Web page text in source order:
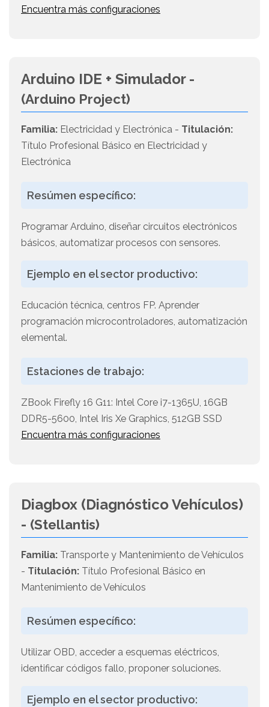
Encuentra más configuraciones
Arduino IDE + Simulador -
(Arduino Project)
Familia: Electricidad y Electrónica - Titulación:
Título Profesional Básico en Electricidad y
Electrónica
Resúmen específico:
Programar Arduino, diseñar circuitos electrónicos
básicos, automatizar procesos con sensores.
Ejemplo en el sector productivo:
Educación técnica, centros FP. Aprender
programación microcontroladores, automatización
elemental.
Estaciones de trabajo:
ZBook Firefly 16 G11: Intel Core i7-1365U, 16GB
DDR5-5600, Intel Iris Xe Graphics, 512GB SSD
Encuentra más configuraciones
Diagbox (Diagnóstico Vehículos)
- (Stellantis)
Familia: Transporte y Mantenimiento de Vehículos
- Titulación: Título Profesional Básico en
Mantenimiento de Vehículos
Resúmen específico:
Utilizar OBD, acceder a esquemas eléctricos,
identificar códigos fallo, proponer soluciones.
Ejemplo en el sector productivo: